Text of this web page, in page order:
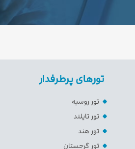
تورهای پرطرفدار
تور روسیه
تور تایلند
تور هند
تور گرجستان